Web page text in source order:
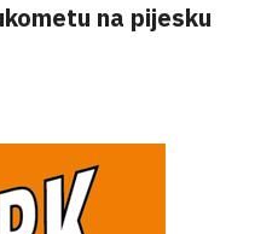
na pijesku